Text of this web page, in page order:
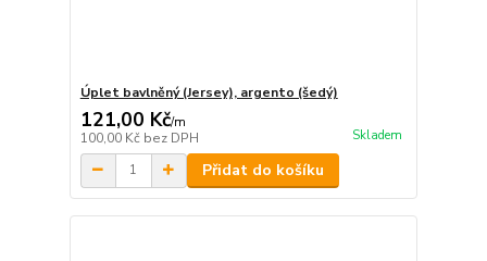
Úplet bavlněný (Jersey), argento (šedý)
121,00 Kč/m
100,00 Kč bez DPH Skladem
Přidat do košíku